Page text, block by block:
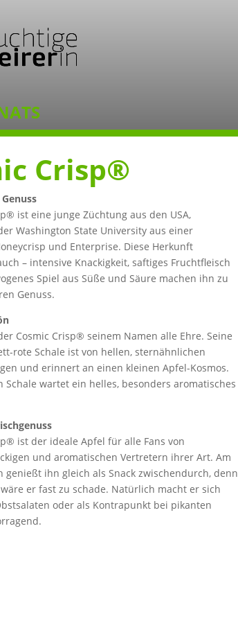
Crisp®
ist eine junge Züchtung aus den USA,
Washington State University aus einer
und Enterprise. Diese Herkunft
– intensive Knackigkeit, saftiges Fruchtfleisch
Spiel aus Süße und Säure machen ihn zu
Genuss.
Cosmic Crisp® seinem Namen alle Ehre. Seine
rote Schale ist von hellen, sternähnlichen
und erinnert an einen kleinen Apfel-Kosmos.
Schale wartet ein helles, besonders aromatisches
ist der ideale Apfel für alle Fans von
und aromatischen Vertretern ihrer Art. Am
genießt ihn gleich als Snack zwischendurch, denn
er fast zu schade. Natürlich macht er sich
oder als Kontrapunkt bei pikanten